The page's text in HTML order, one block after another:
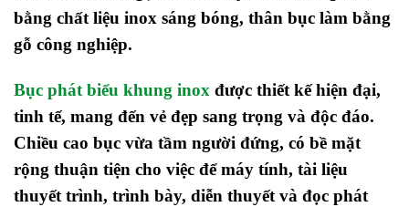
bằng chất liệu inox sáng bóng, thân bục làm bằng
gỗ công nghiệp.
Bục phát biểu khung inox được thiết kế hiện đại,
tinh tế, mang đến vẻ đẹp sang trọng và độc đáo.
Chiều cao bục vừa tầm người đứng, có bề mặt
rộng thuận tiện cho việc để máy tính, tài liệu
thuyết trình, trình bày, diễn thuyết và đọc phát